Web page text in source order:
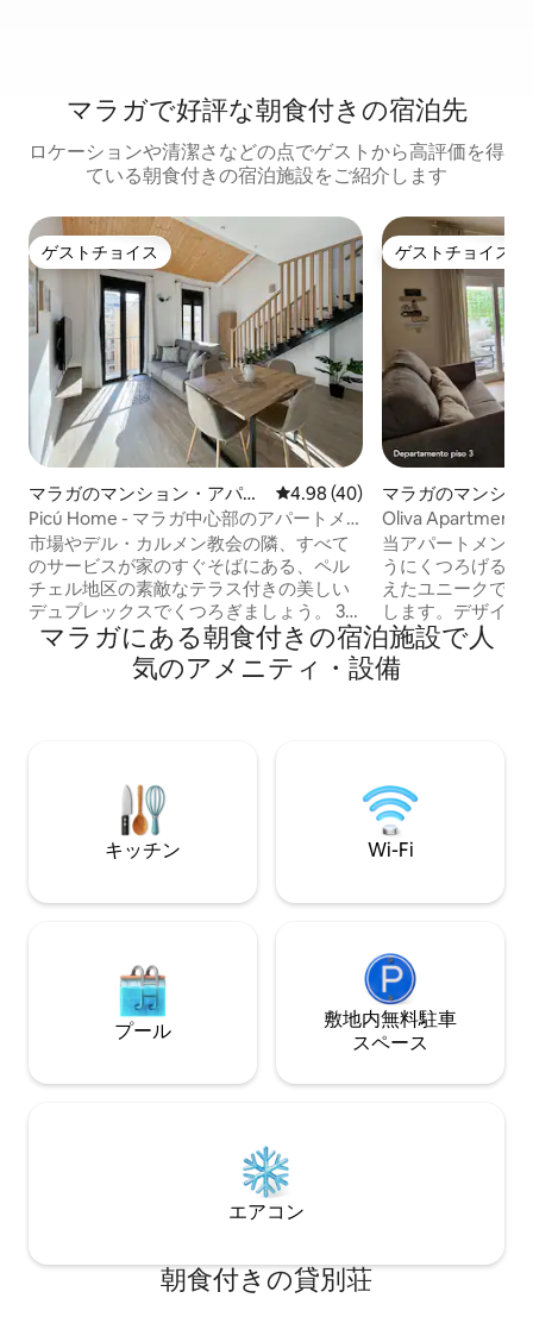
マラガで好評な朝食付きの宿泊先
ロケーションや清潔さなどの点でゲストから高評価を得
ている朝食付きの宿泊施設をご紹介します
ゲストチョイス
ゲストチョイス
マラガのマンション・アパー
ト
レビュー40件、5つ星中4.98つ
4.98 (40)
Picú Home - マラガ中心部のアパートメ
ント...
市場やデル・カルメン教会の隣、すべて
のサービスが家のすぐそばにある、ペル
チェル地区の素敵なテラス付きの美しい
デュプレックスでくつろぎましょう。 3ベ
ッドルームと素敵なテラスを備えたこの
美しいデュプレックスに滞在して、マラ
ガでのご滞在をさらにお楽しみくださ
テレビがあり、あらゆるコンテンツ プラ
ットフォームのアカウントに接続できま
れており、滞在中に料理をする場合に必
庫、冷凍庫、ガスコンロ、電子レンジ、
具がすべて揃っています。ご要望に応じ
て、ハンドミキサーをご用意しておりま
す（在庫状況によります）。食事用にダ
イニングテーブルと椅子があります。 休
(150 x 190 cm) がある寝室と、シングルベ
ングルベッドがある３つ目の寝室があり
ます。また、リビングのソファを使用す
る必要がある場合は、140x190cm のベッ
ドに変えることができます。 各階にバス
ヘアドライヤー、タオル、石鹸、バスジ
ェル、シャンプーが用意されています。2
ゲストチョイス
ゲストチョイス
マラガのマンショ
ト
Oliva Apartments
Apartme...
当アパートメント
うにくつろげる
えたユニークで
します。デザイ
たスタイルで装飾
ィテールがあふれていま
れたアパートメン
てお客様の快適さ
掃用品のフルセッ
にくつろげるため
ています。 宿泊施設にはエアコン、設備
薄型テレビ、シャ
イヤーがあります。 冷蔵庫、食器
機、オーブン、コ
スター、その他の
ます。また、各ゲ
用および食器用の
マラガにある朝食付きの宿泊施設で人
気のアメニティ・設備
キッチン Wi-Fi
プール
敷地内無料駐⁠車
ス⁠ペ⁠ー⁠ス
エアコン
朝食付きの貸別荘